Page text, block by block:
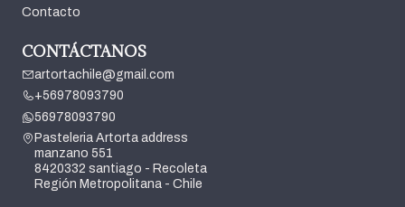
Contacto
CONTÁCTANOS
artortachile@gmail.com
+56978093790
56978093790
Pasteleria Artorta address
manzano 551
8420332 santiago - Recoleta
Región Metropolitana - Chile